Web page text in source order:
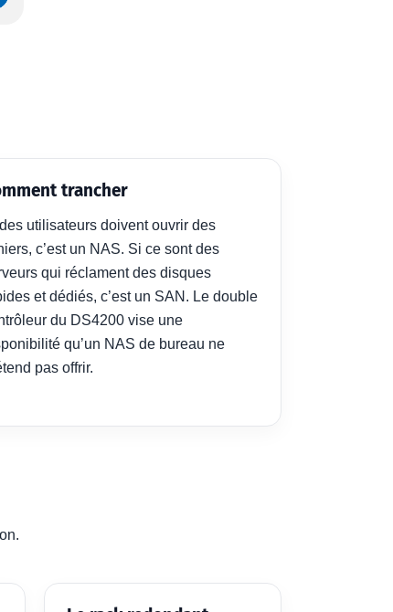
trancher
utilisateurs doivent ouvrir des
c’est un NAS. Si ce sont des
qui réclament des disques
et dédiés, c’est un SAN. Le double
du DS4200 vise une
qu’un NAS de bureau ne
pas offrir.